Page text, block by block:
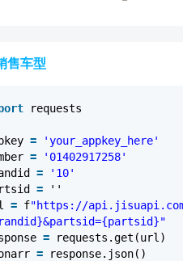
售车型
requests
=
'your_appkey_here'
=
'01402917258'
=
'10'
=
''
= f"https://api.jisuapi.com/
=
requests.get(url)
= response.json()